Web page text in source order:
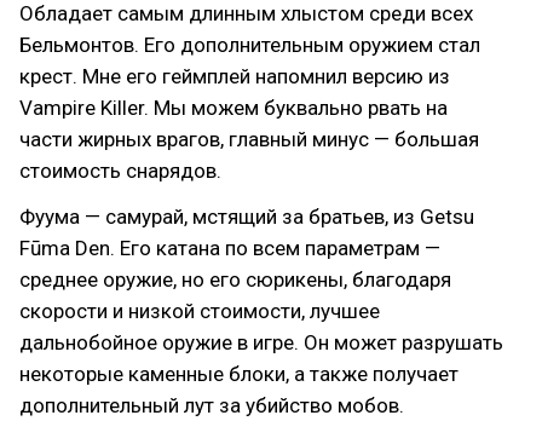
Обладает самым длинным хлыстом среди всех
Бельмонтов. Его дополнительным оружием стал
крест. Мне его геймплей напомнил версию из
Vampire Killer. Мы можем буквально рвать на
части жирных врагов, главный минус — большая
стоимость снарядов.
Фуума — самурай, мстящий за братьев, из Getsu
Fūma Den. Его катана по всем параметрам —
среднее оружие, но его сюрикены, благодаря
скорости и низкой стоимости, лучшее
дальнобойное оружие в игре. Он может разрушать
некоторые каменные блоки, а также получает
дополнительный лут за убийство мобов.